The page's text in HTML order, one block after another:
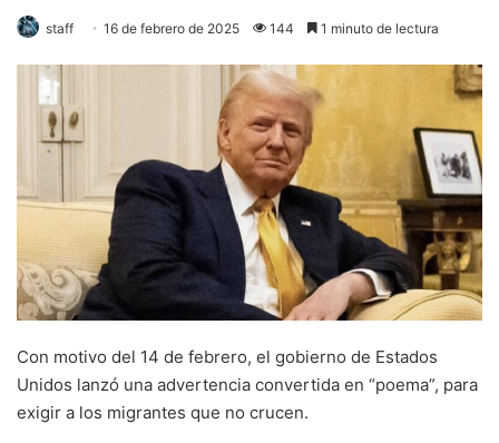
staff 16 de febrero de 2025 144 1 minuto de lectura
Con motivo del 14 de febrero, el gobierno de Estados
Unidos lanzó una advertencia convertida en “poema”, para
exigir a los migrantes que no crucen.